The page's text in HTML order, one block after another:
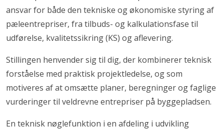
ansvar for både den tekniske og økonomiske styring af
pæleentrepriser, fra tilbuds- og kalkulationsfase til
udførelse, kvalitetssikring (KS) og aflevering.
Stillingen henvender sig til dig, der kombinerer teknisk
forståelse med praktisk projektledelse, og som
motiveres af at omsætte planer, beregninger og faglige
vurderinger til veldrevne entrepriser på byggepladsen.
En teknisk nøglefunktion i en afdeling i udvikling